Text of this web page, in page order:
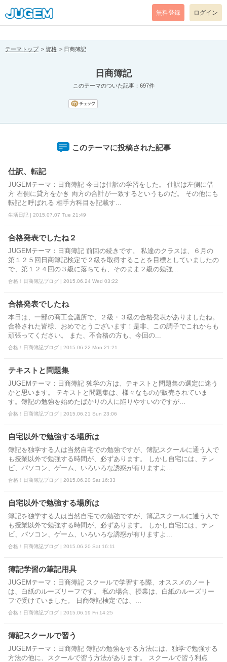
[pear_error: message="Success" code=0 mode=return level=notice
prefix="" info=""]
無料登録 ログイン
テーマトップ 資格 日商簿記
日商簿記
このテーマのついた記事：697件
このテーマに投稿された記事
仕訳、転記
JUGEMテーマ：日商簿記 今日は仕訳の学習をした。 仕訳は左側に借
方 右側に貸方をかき 両方の合計が一致するというものだ。 その他にも
転記と呼ばれる 相手方科目を記載す...
生活日記 | 2015.07.07 Tue 21:49
合格発表でしたね２
JUGEMテーマ：日商簿記 前回の続きです。 私達のクラスは、６月の
第１２５回日商簿記検定で２級を取得することを目標としていましたの
で、第１２４回の３級に落ちても、そのまま２級の勉強...
合格！日商簿記ブログ | 2015.06.24 Wed 03:22
合格発表でしたね
本日は、一部の商工会議所で、２級・３級の合格発表がありましたね。
合格された皆様、おめでとうございます！是非、この調子でこれからも
頑張ってください。 また、不合格の方も、今回の...
合格！日商簿記ブログ | 2015.06.22 Mon 21:21
テキストと問題集
JUGEMテーマ：日商簿記 独学の方は、テキストと問題集の選定に迷う
かと思います。 テキストと問題集は、様々なものが販売されていま
す。簿記の勉強を始めたばかりの人に陥りやすいのですが...
合格！日商簿記ブログ | 2015.06.21 Sun 23:06
自宅以外で勉強する場所は
簿記を独学する人は当然自宅での勉強ですが、簿記スクールに通う人で
も授業以外で勉強する時間が、必ずあります。 しかし自宅には、テレ
ビ、パソコン、ゲーム、いろいろな誘惑が有りますよ...
合格！日商簿記ブログ | 2015.06.20 Sat 16:33
自宅以外で勉強する場所は
簿記を独学する人は当然自宅での勉強ですが、簿記スクールに通う人で
も授業以外で勉強する時間が、必ずあります。 しかし自宅には、テレ
ビ、パソコン、ゲーム、いろいろな誘惑が有りますよ...
合格！日商簿記ブログ | 2015.06.20 Sat 16:11
簿記学習の筆記用具
JUGEMテーマ：日商簿記 スクールで学習する際、オススメのノート
は、白紙のルーズリーフです。 私の場合、授業は、白紙のルーズリー
フで受けていました。 日商簿記検定では、...
合格！日商簿記ブログ | 2015.06.19 Fri 14:25
簿記スクールで習う
JUGEMテーマ：日商簿記 簿記の勉強をする方法には、独学で勉強する
方法の他に、スクールで習う方法があります。 スクールで習う利点